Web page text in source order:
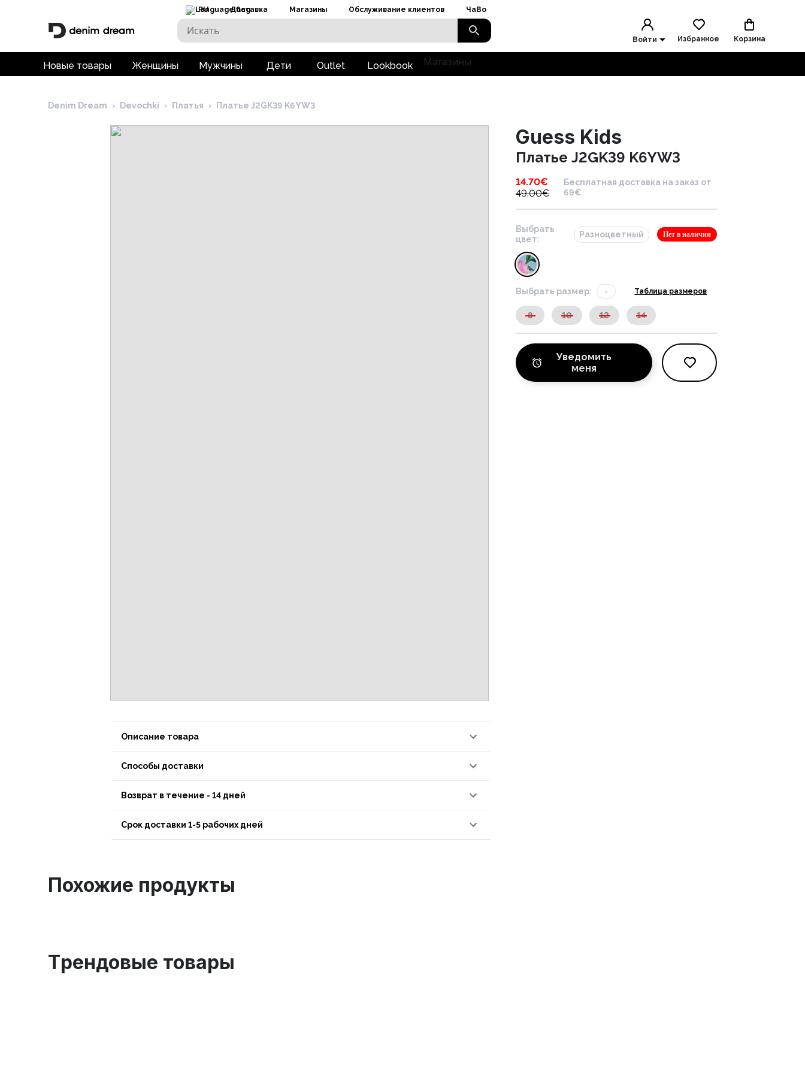
RU Доставка Магазины Обслуживание клиентов ЧаВо
Войти Избранное Корзина
Новые товары Женщины Мужчины Дети Outlet Lookbook Магазины
Denim Dream › Devochki › Платья › Платье J2GK39 K6YW3
Описание товара
Способы доставки
Возврат в течение - 14 дней
Срок доставки 1-5 рабочих дней
Guess Kids
Платье J2GK39 K6YW3
14.70€
49.00€
Бесплатная доставка на заказ от
69€
Выбрать
цвет:
Разноцветный Нет в наличии
Выбрать размер: - Таблица размеров
8 10 12 14
Уведомить
меня
Похожие продукты
Tрендовые товары